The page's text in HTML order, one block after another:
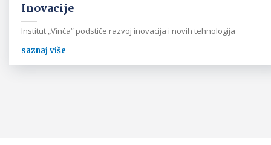
Inovacije
Institut „Vinča“ podstiče razvoj inovacija i novih tehnologija
saznaj više